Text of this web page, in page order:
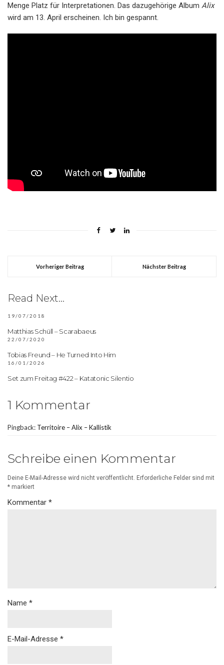
Menge Platz für Interpretationen. Das dazugehörige Album Alix
wird am 13. April erscheinen. Ich bin gespannt.
Vorheriger Beitrag Nächster Beitrag
Read Next...
19/07/2018
Matthias Schüll – Scarabaeus
22/07/2020
Tobias Freund – He Turned Into Him
16/01/2026
Set zum Freitag #422 – Katatonic Silentio
1 Kommentar
Pingback: Territoire – Alix – Kallistik
Schreibe einen Kommentar
Deine E-Mail-Adresse wird nicht veröffentlicht. Erforderliche Felder sind mit
* markiert
Kommentar *
Name *
E-Mail-Adresse *